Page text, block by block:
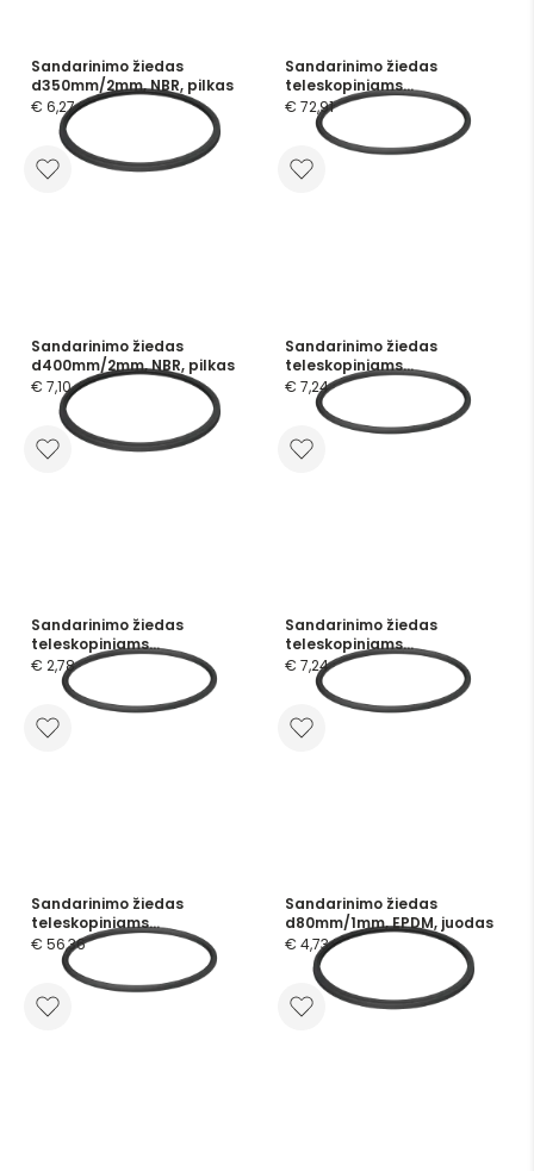
Sandarinimo žiedas
d350mm/2mm, NBR, pilkas
€ 6,27
Sandarinimo žiedas
teleskopiniams
vamzdžiams d400mm, SIL
16mm
€ 72,91
Sandarinimo žiedas
d400mm/2mm, NBR, pilkas
€ 7,10
Sandarinimo žiedas
teleskopiniams
vamzdžiams d80mm, EPDM
€ 7,24
Sandarinimo žiedas
teleskopiniams
vamzdžiams d80mm, NBR
€ 2,78
Sandarinimo žiedas
teleskopiniams
vamzdžiams d80mm,
Silikoninis
€ 7,24
Sandarinimo žiedas
teleskopiniams
vamzdžiams d80mm, FKM
€ 56,36
Sandarinimo žiedas
d80mm/1mm, EPDM, juodas
€ 4,73